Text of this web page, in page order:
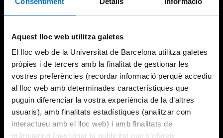
Aquest lloc web utilitza galetes
El lloc web de la Universitat de Barcelona utilitza galetes
pròpies i de tercers amb la finalitat de gestionar les
vostres preferències (recordar informació perquè accediu
al lloc web amb determinades característiques que
puguin diferenciar la vostra experiència de la d’altres
usuaris), amb finalitats estadístiques (analitzar com
interactueu amb el lloc web) i amb finalitats de
màrqueting (gestionar la publicitat que s’ofereix